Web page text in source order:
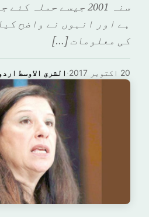
سنہ 2001 جیسے حملہ
ہے اور انہوں نے واضح
کی معلومات […]
الشرق الاوسط · 20 اکتوبر 2017